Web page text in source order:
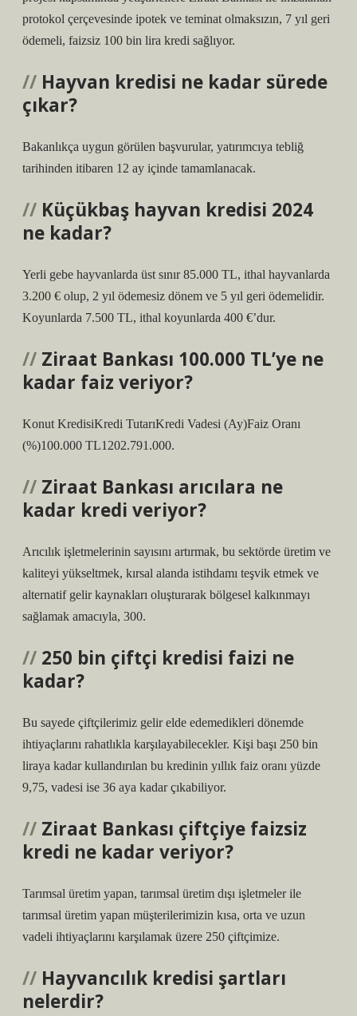
protokol çerçevesinde ipotek ve teminat olmaksızın, 7 yıl geri
ödemeli, faizsiz 100 bin lira kredi sağlıyor.
Hayvan kredisi ne kadar sürede
çıkar?
Bakanlıkça uygun görülen başvurular, yatırımcıya tebliğ
tarihinden itibaren 12 ay içinde tamamlanacak.
Küçükbaş hayvan kredisi 2024
ne kadar?
Yerli gebe hayvanlarda üst sınır 85.000 TL, ithal hayvanlarda
3.200 € olup, 2 yıl ödemesiz dönem ve 5 yıl geri ödemelidir.
Koyunlarda 7.500 TL, ithal koyunlarda 400 €’dur.
Ziraat Bankası 100.000 TL’ye ne
kadar faiz veriyor?
Konut KredisiKredi TutarıKredi Vadesi (Ay)Faiz Oranı
(%)100.000 TL1202.791.000.
Ziraat Bankası arıcılara ne
kadar kredi veriyor?
Arıcılık işletmelerinin sayısını artırmak, bu sektörde üretim ve
kaliteyi yükseltmek, kırsal alanda istihdamı teşvik etmek ve
alternatif gelir kaynakları oluşturarak bölgesel kalkınmayı
sağlamak amacıyla, 300.
250 bin çiftçi kredisi faizi ne
kadar?
Bu sayede çiftçilerimiz gelir elde edemedikleri dönemde
ihtiyaçlarını rahatlıkla karşılayabilecekler. Kişi başı 250 bin
liraya kadar kullandırılan bu kredinin yıllık faiz oranı yüzde
9,75, vadesi ise 36 aya kadar çıkabiliyor.
Ziraat Bankası çiftçiye faizsiz
kredi ne kadar veriyor?
Tarımsal üretim yapan, tarımsal üretim dışı işletmeler ile
tarımsal üretim yapan müşterilerimizin kısa, orta ve uzun
vadeli ihtiyaçlarını karşılamak üzere 250 çiftçimize.
Hayvancılık kredisi şartları
nelerdir?